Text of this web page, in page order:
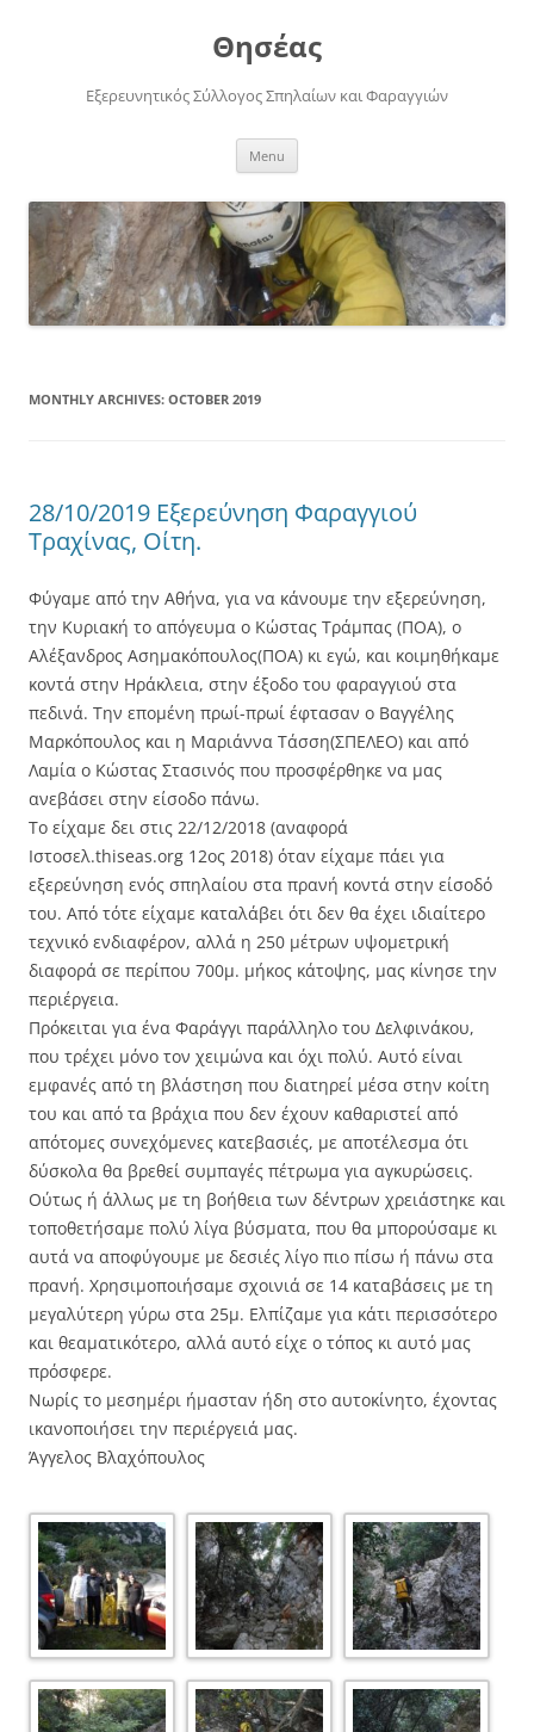
Θησέας
Εξερευνητικός Σύλλογος Σπηλαίων και Φαραγγιών
Menu
MONTHLY ARCHIVES: OCTOBER 2019
28/10/2019 Εξερεύνηση Φαραγγιού
Τραχίνας, Οίτη.
Φύγαμε από την Αθήνα, για να κάνουμε την εξερεύνηση,
την Κυριακή το απόγευμα ο Κώστας Τράμπας (ΠΟΑ), ο
Αλέξανδρος Ασημακόπουλος(ΠΟΑ) κι εγώ, και κοιμηθήκαμε
κοντά στην Ηράκλεια, στην έξοδο του φαραγγιού στα
πεδινά. Την επομένη πρωί-πρωί έφτασαν ο Βαγγέλης
Μαρκόπουλος και η Μαριάννα Τάσση(ΣΠΕΛΕΟ) και από
Λαμία ο Κώστας Στασινός που προσφέρθηκε να μας
ανεβάσει στην είσοδο πάνω.
Το είχαμε δει στις 22/12/2018 (αναφορά
Ιστοσελ.thiseas.org 12ος 2018) όταν είχαμε πάει για
εξερεύνηση ενός σπηλαίου στα πρανή κοντά στην είσοδό
του. Από τότε είχαμε καταλάβει ότι δεν θα έχει ιδιαίτερο
τεχνικό ενδιαφέρον, αλλά η 250 μέτρων υψομετρική
διαφορά σε περίπου 700μ. μήκος κάτοψης, μας κίνησε την
περιέργεια.
Πρόκειται για ένα Φαράγγι παράλληλο του Δελφινάκου,
που τρέχει μόνο τον χειμώνα και όχι πολύ. Αυτό είναι
εμφανές από τη βλάστηση που διατηρεί μέσα στην κοίτη
του και από τα βράχια που δεν έχουν καθαριστεί από
απότομες συνεχόμενες κατεβασιές, με αποτέλεσμα ότι
δύσκολα θα βρεθεί συμπαγές πέτρωμα για αγκυρώσεις.
Ούτως ή άλλως με τη βοήθεια των δέντρων χρειάστηκε και
τοποθετήσαμε πολύ λίγα βύσματα, που θα μπορούσαμε κι
αυτά να αποφύγουμε με δεσιές λίγο πιο πίσω ή πάνω στα
πρανή. Χρησιμοποιήσαμε σχοινιά σε 14 καταβάσεις με τη
μεγαλύτερη γύρω στα 25μ. Ελπίζαμε για κάτι περισσότερο
και θεαματικότερο, αλλά αυτό είχε ο τόπος κι αυτό μας
πρόσφερε.
Νωρίς το μεσημέρι ήμασταν ήδη στο αυτοκίνητο, έχοντας
ικανοποιήσει την περιέργειά μας.
Άγγελος Βλαχόπουλος